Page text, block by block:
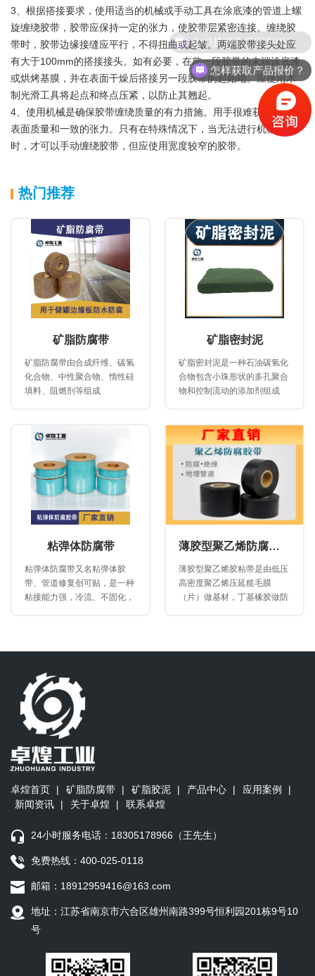
3、根据搭接要求，使用适当的机械或手动工具在涂底漆的管道上螺
旋缠绕胶带，胶带应保持一定的张力，使胶带层紧密连接。缠绕胶
带时，胶带边缘接缝应平行，不得扭曲或起皱。两端胶带接头处应
有大于100mm的搭接接头。如有必要，在前一段胶带的末端涂底漆
或烘烤基膜，并在表面干燥后搭接另一段胶带的起始端。应使用木
制光滑工具将起点和终点压紧，以防止其翘起。
4、使用机械是确保胶带缠绕质量的有力措施。用手很难获得均匀的
表面质量和一致的张力。只有在特殊情况下，当无法进行机械施工
时，才可以手动缠绕胶带，但应使用宽度较窄的胶带。
热门推荐
矿脂防腐带
矿脂防腐带由合成纤维、碳氢
化合物、中性聚合物、惰性硅
填料、阻燃剂等组成
矿脂密封泥
矿脂密封泥是一种石油碳氢化
合物包含小珠形状的多孔聚合
物和控制流动的添加剂组成
粘弹体防腐带
粘弹体防腐带又名粘弹体胶
带、管道修复创可贴，是一种
粘接能力强，冷流、不固化，
薄胶型聚乙烯防腐胶黏带
薄胶型聚乙烯胶粘带是由低压
高密度聚乙烯压延糙毛膜
（片）做基材，丁基橡胶做防
卓煌首页 | 矿脂防腐带 | 矿脂胶泥 | 产品中心 | 应用案例
|
新闻资讯
| 关于卓煌 | 联系卓煌
24小时服务电话：18305178966（王先生）
免费热线：400-025-0118
邮箱：18912959416@163.com
地址：江苏省南京市六合区雄州南路399号恒利园201栋9号10
号
你们是源头厂家直供吗？
怎样获取产品报价？